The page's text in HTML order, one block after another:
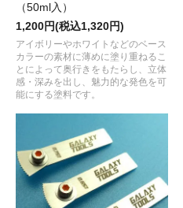
（50ml入）
1,200円(税込1,320円)
アイボリーやホワイトなどのベース
カラーの素材に薄めに塗り重ねるこ
とによって奥行きをもたらし、立体
感・深みを出し、魅力的な発色を可
能にする塗料です。